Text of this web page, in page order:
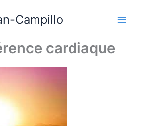
Campillo
cardiaque